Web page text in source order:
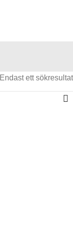
Endast ett sökresultat